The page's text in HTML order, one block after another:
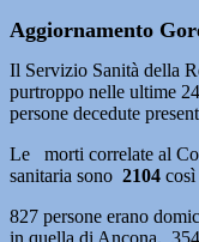
Aggiornamento
Il Servizio Sanità della
purtroppo nelle ultime
persone decedute
Le morti correlate al
sanitaria sono 2104
827 persone erano
in quella di Ancona,